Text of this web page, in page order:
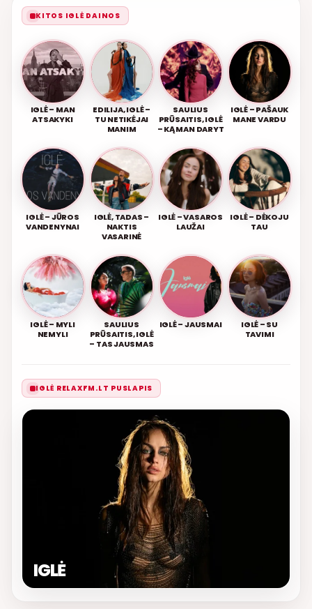
KITOS IGLĖ DAINOS
IGLĖ – MAN
ATSAKYKI
EDILIJA, IGLĖ –
TU NETIKĖJAI
MANIM
SAULIUS
PRŪSAITIS, IGLĖ
– KĄ MAN DARYT
IGLĖ – PAŠAUK
MANE VARDU
IGLĖ – JŪROS
VANDENYNAI
IGLĖ, TADAS –
NAKTIS
VASARINĖ
IGLĖ – VASAROS
LAUŽAI
IGLĖ – DĖKOJU
TAU
IGLĖ – MYLI
NEMYLI
SAULIUS
PRŪSAITIS, IGLĖ
– TAS JAUSMAS
IGLĖ – JAUSMAI
IGLĖ – SU
TAVIMI
IGLĖ RELAXFM.LT PUSLAPIS
IGLĖ